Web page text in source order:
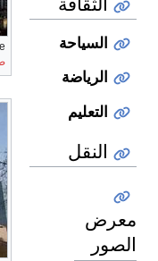
السياحة
الرياضة
التعليم
النقل
معرض
الصور